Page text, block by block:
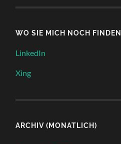
WO SIE MICH NOCH FINDEN
LinkedIn
Xing
ARCHIV (MONATLICH)